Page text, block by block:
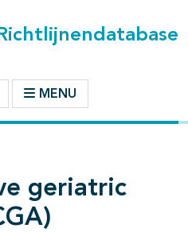
MENU
geriatric